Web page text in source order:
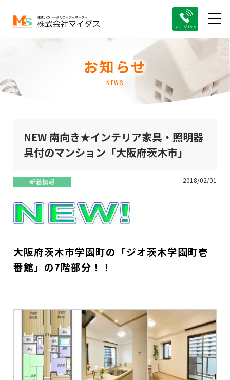
お知らせ
NEWS
NEW 南向き★インテリア家具・照明器
具付のマンション「大阪府茨木市」
新着情報 2018/02/01
大阪府茨木市学園町の「ジオ茨木学園町壱
番館」の7階部分！！